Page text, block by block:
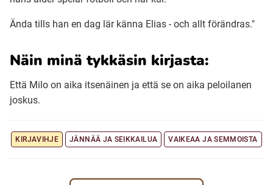
Ända tills han en dag lär känna Elias - och allt förändras."
Näin minä tykkäsin kirjasta:
Että Milo on aika itsenäinen ja että se on aika peloilanen
joskus.
KIRJAVIHJE JÄNNÄÄ JA SEIKKAILUA VAIKEAA JA SEMMOISTA